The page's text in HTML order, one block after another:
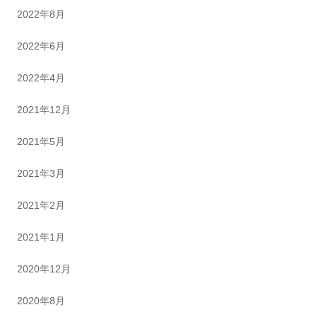
2022年8月
2022年6月
2022年4月
2021年12月
2021年5月
2021年3月
2021年2月
2021年1月
2020年12月
2020年8月